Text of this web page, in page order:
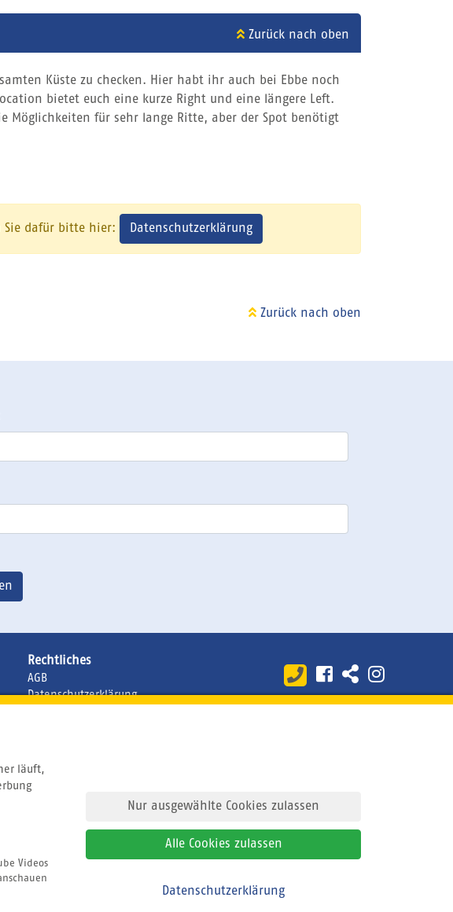
Zurück nach oben
Küste zu checken. Hier habt ihr auch bei Ebbe noch
bietet euch eine kurze Right und eine längere Left.
für sehr lange Ritte, aber der Spot benötigt
Sie dafür bitte hier: Datenschutzerklärung
Zurück nach oben
Rechtliches
AGB
Datenschutzerklärung
läuft,
Videos
Nur ausgewählte Cookies zulassen
Alle Cookies zulassen
Datenschutzerklärung